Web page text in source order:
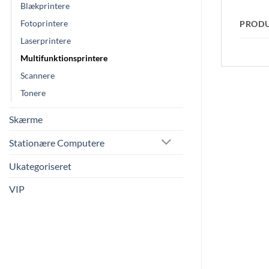
Blækprintere
Fotoprintere
Laserprintere
Multifunktionsprintere
Scannere
Tonere
Skærme
Stationære Computere
Ukategoriseret
VIP